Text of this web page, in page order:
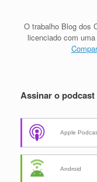
O trabalho Blog dos
licenciado com
Assinar o podcast
Apple
Android